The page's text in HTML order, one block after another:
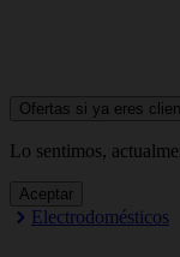
Ofertas si ya eres
Lo sentimos,
Aceptar
Electrodomésticos